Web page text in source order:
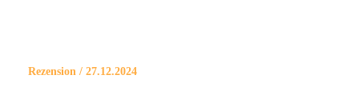
Rezension / 27.12.2024